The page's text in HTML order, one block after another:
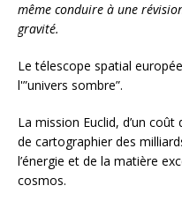
même conduire à une
gravité.
Le télescope spatial
l'”univers sombre”.
La mission Euclid, d’un
de cartographier des
l’énergie et de la matière
cosmos.